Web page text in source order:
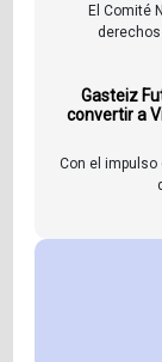
El Comité
derechos
Gasteiz
convertir a
Con el impulso